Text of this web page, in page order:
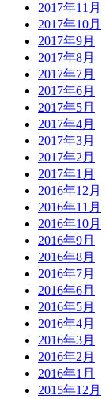
2017年11月
2017年10月
2017年9月
2017年8月
2017年7月
2017年6月
2017年5月
2017年4月
2017年3月
2017年2月
2017年1月
2016年12月
2016年11月
2016年10月
2016年9月
2016年8月
2016年7月
2016年6月
2016年5月
2016年4月
2016年3月
2016年2月
2016年1月
2015年12月